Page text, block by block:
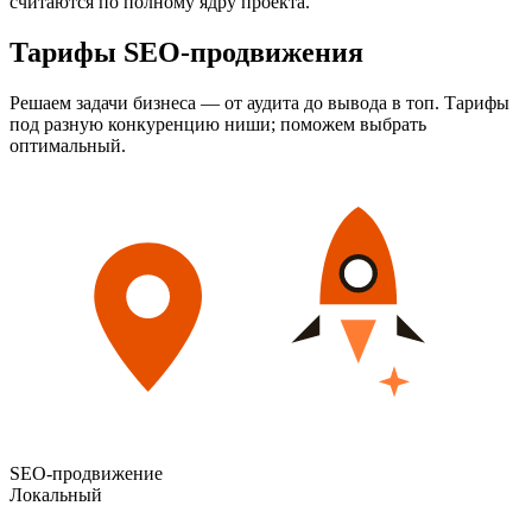
Тарифы SEO-продвижения
Решаем задачи бизнеса — от аудита до вывода в топ. Тарифы
под разную конкуренцию ниши; поможем выбрать
оптимальный.
SEO-продвижение
Локальный